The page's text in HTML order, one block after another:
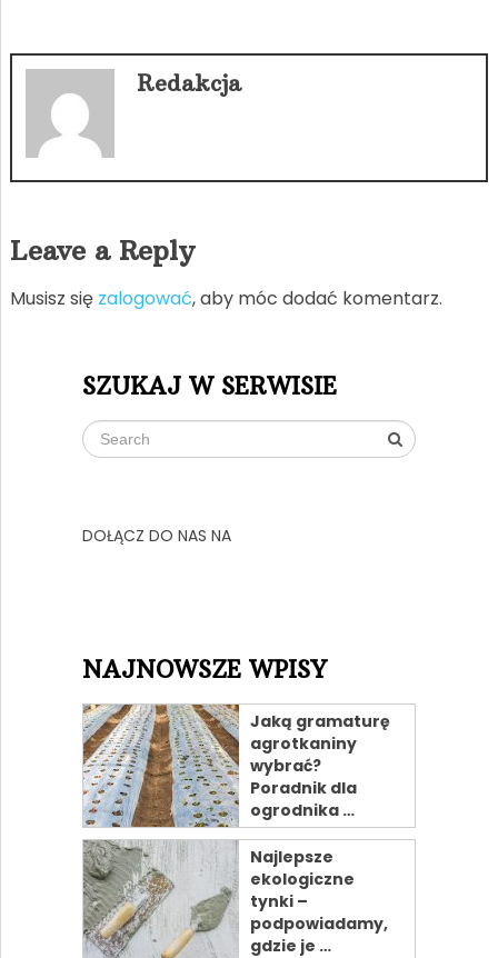
Redakcja
Leave a Reply
Musisz się zalogować, aby móc dodać komentarz.
SZUKAJ W SERWISIE
DOŁĄCZ DO NAS NA
NAJNOWSZE WPISY
Jaką gramaturę
agrotkaniny
wybrać?
Poradnik dla
ogrodnika …
Najlepsze
ekologiczne
tynki –
podpowiadamy,
gdzie je …